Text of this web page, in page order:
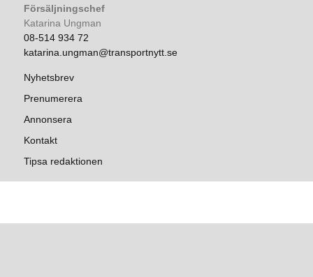
Försäljningschef
Katarina Ungman
08-514 934 72
katarina.ungman@transportnytt.se
Nyhetsbrev
Prenumerera
Annonsera
Kontakt
Tipsa redaktionen